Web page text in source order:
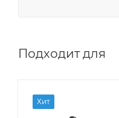
Подходит для
Хит